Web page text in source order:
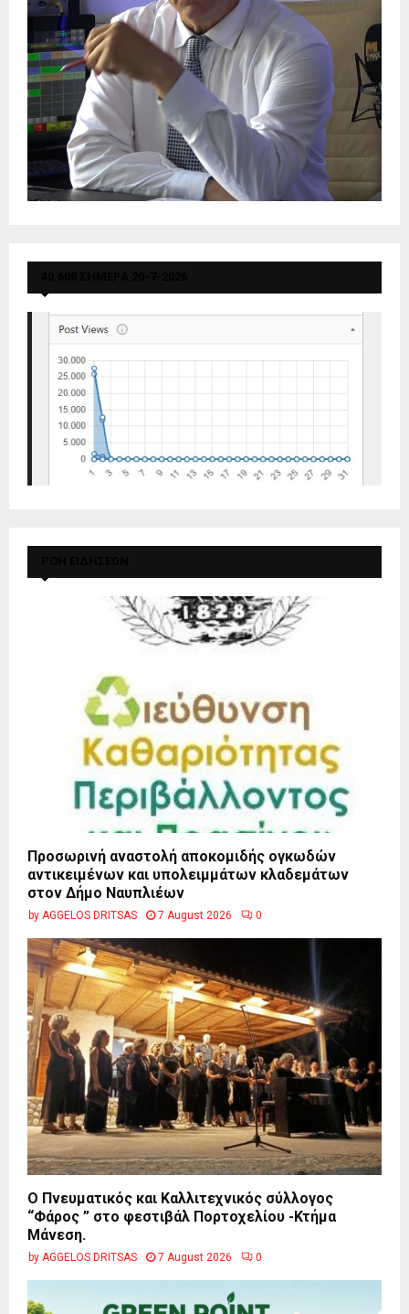
Προσωρινή αναστολή αποκομιδής ογκωδών
αντικειμένων και υπολειμμάτων κλαδεμάτων
στον Δήμο Ναυπλιέων
by AGGELOS DRITSAS 7 August 2026 0
Ο Πνευματικός και Καλλιτεχνικός σύλλογος
“Φάρος ” στο φεστιβάλ Πορτοχελίου -Κτήμα
Μάνεση.
by AGGELOS DRITSAS 7 August 2026 0